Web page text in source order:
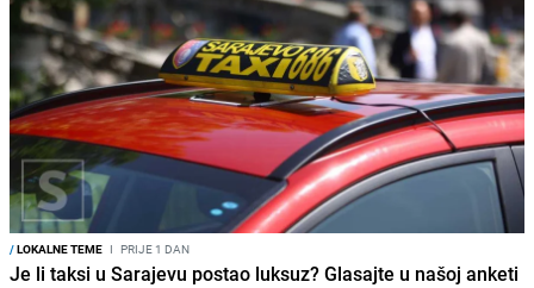
/LOKALNE TEME I PRIJE 1 DAN
Je li taksi u Sarajevu postao luksuz? Glasajte u našoj anketi